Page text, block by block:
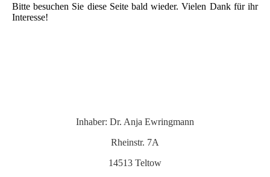
Bitte besuchen Sie diese Seite bald wieder. Vielen Dank für ihr
Interesse!
Inhaber: Dr. Anja Ewringmann
Rheinstr. 7A
14513 Teltow